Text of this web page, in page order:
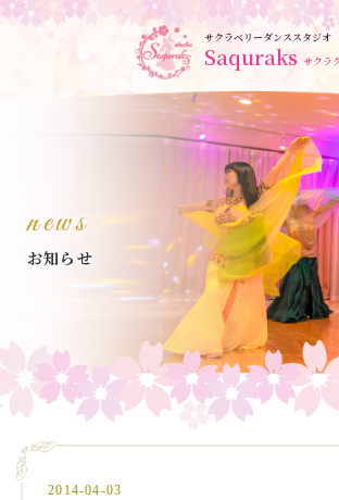
サクラベリーダンススタジオ
Saquraks サクラ
news
お知らせ
2014-04-03